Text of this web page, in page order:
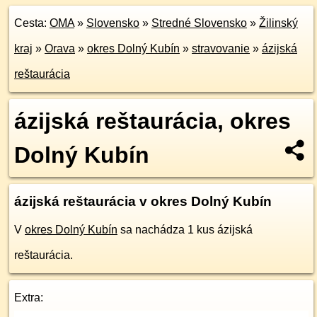
Cesta: OMA» Slovensko » Stredné Slovensko » Žilinský
kraj » Orava » okres Dolný Kubín » stravovanie » ázijská
reštaurácia
ázijská reštaurácia, okres
Dolný Kubín
ázijská reštaurácia v okres Dolný Kubín
V okres Dolný Kubín sa nachádza 1 kus ázijská
reštaurácia.
Extra: